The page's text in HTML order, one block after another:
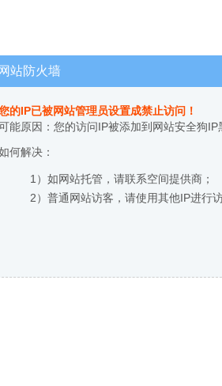
网站防火墙
的IP已被网站管理员设置成禁止访问！
能原因：您的访问IP被添加到网站安全狗IP
何解决：
1）如网站托管，请联系空间提供商；
2）普通网站访客，请使用其他IP进行